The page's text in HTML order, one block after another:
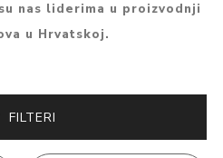
nas liderima u proizvodnji
u Hrvatskoj.
FILTERI